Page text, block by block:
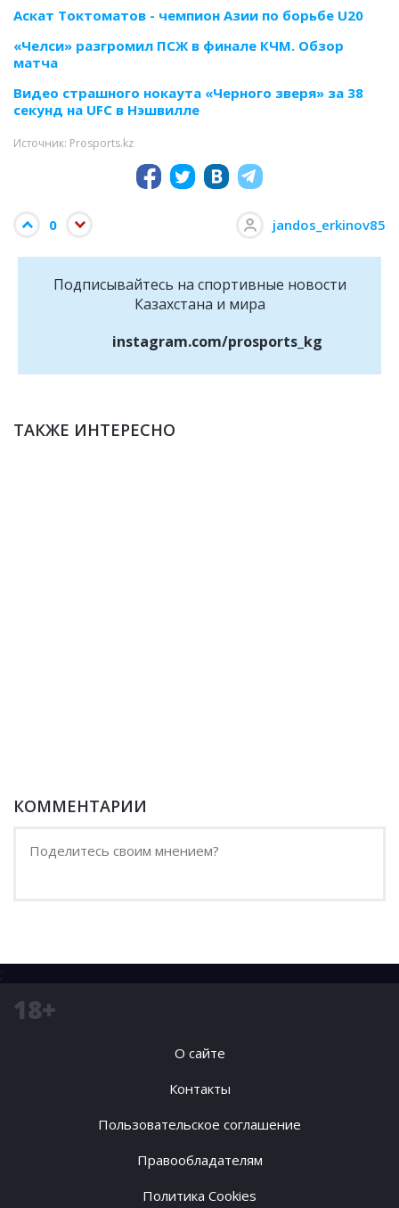
Аскат Токтоматов - чемпион Азии по борьбе U20
«Челси» разгромил ПСЖ в финале КЧМ. Обзор
матча
Видео страшного нокаута «Черного зверя» за 38
секунд на UFC в Нэшвилле
Источник: Prosports.kz
0 jandos_erkinov85
Подписывайтесь на cпортивные новости
Казахстана и мира
instagram.com/prosports_kg
ТАКЖЕ ИНТЕРЕСНО
КОММЕНТАРИИ
;
18+
О сайте
Контакты
Пользовательское соглашение
Правообладателям
Политика Cookies